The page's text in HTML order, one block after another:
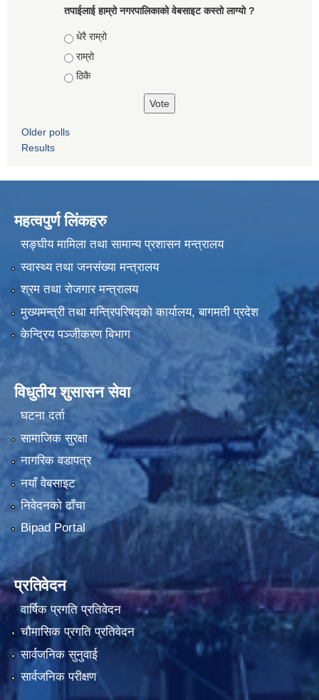
तपाईलाई हाम्रो नगरपालिकाको वेबसाइट कस्तो लाग्यो ?
Choices
धेरै राम्रो
राम्रो
ठिकै
Older polls
Results
महत्वपुर्ण लिंकहरु
सङ्घीय मामिला तथा सामान्य प्रशासन मन्त्रालय
स्वास्थ्य तथा जनसंख्या मन्त्रालय
श्रम तथा रोजगार मन्त्रालय
मुख्यमन्त्री तथा मन्त्रिपरिषद्को कार्यालय, बागमती प्रदेश
केन्द्रिय पञ्जीकरण बिभाग
विधुतीय शुसासन सेवा
घटना दर्ता
सामाजिक सुरक्षा
नागरिक वडापत्र
नयाँ वेबसाइट
निवेदनको ढाँचा
Bipad Portal
प्रतिवेदन
वार्षिक प्रगति प्रतिवेदन
चौमासिक प्रगति प्रतिवेदन
सार्वजनिक सुनुवाई
सार्वजनिक परीक्षण